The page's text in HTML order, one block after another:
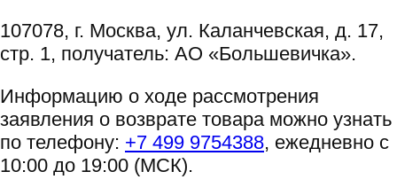
107078, г. Москва, ул. Каланчевская, д. 17,
стр. 1, получатель: АО «Большевичка».
Информацию о ходе рассмотрения
заявления о возврате товара можно узнать
по телефону: +7 499 9754388, ежедневно с
10:00 до 19:00 (МСК).